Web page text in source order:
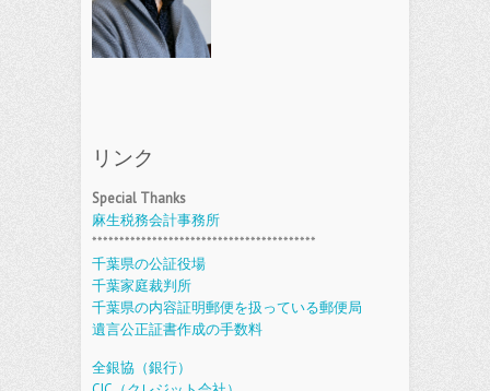
リンク
Special Thanks
麻生税務会計事務所
*****************************************
千葉県の公証役場
千葉家庭裁判所
千葉県の内容証明郵便を扱っている郵便局
遺言公正証書作成の手数料
全銀協（銀行）